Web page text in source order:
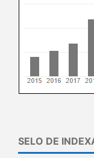
SELO DE